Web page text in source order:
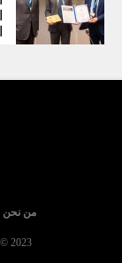
من نحن
2023 © اخبار الرياض. جميع حقوق النشر محفوظة.